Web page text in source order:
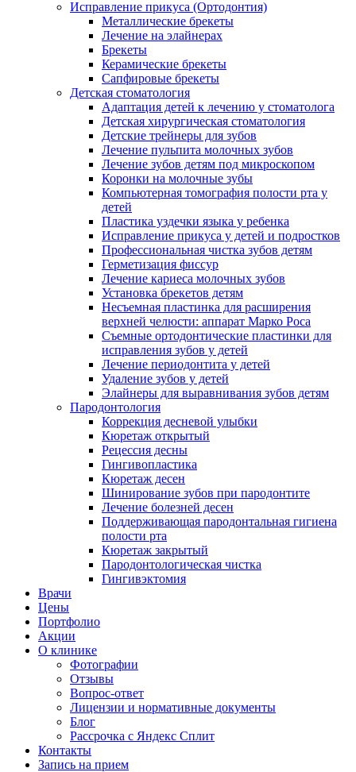
Исправление прикуса (Ортодонтия)
Металлические брекеты
Лечение на элайнерах
Брекеты
Керамические брекеты
Сапфировые брекеты
Детская стоматология
Адаптация детей к лечению у стоматолога
Детская хирургическая стоматология
Детские трейнеры для зубов
Лечение пульпита молочных зубов
Лечение зубов детям под микроскопом
Коронки на молочные зубы
Компьютерная томография полости рта у
детей
Пластика уздечки языка у ребенка
Исправление прикуса у детей и подростков
Профессиональная чистка зубов детям
Герметизация фиссур
Лечение кариеса молочных зубов
Установка брекетов детям
Несъемная пластинка для расширения
верхней челюсти: аппарат Марко Роса
Съемные ортодонтические пластинки для
исправления зубов у детей
Лечение периодонтита у детей
Удаление зубов у детей
Элайнеры для выравнивания зубов детям
Пародонтология
Коррекция десневой улыбки
Кюретаж открытый
Рецессия десны
Гингивопластика
Кюретаж десен
Шинирование зубов при пародонтите
Лечение болезней десен
Поддерживающая пародонтальная гигиена
полости рта
Кюретаж закрытый
Пародонтологическая чистка
Гингивэктомия
Врачи
Цены
Портфолио
Акции
О клинике
Фотографии
Отзывы
Вопрос-ответ
Лицензии и нормативные документы
Блог
Рассрочка с Яндекс Сплит
Контакты
Запись на прием